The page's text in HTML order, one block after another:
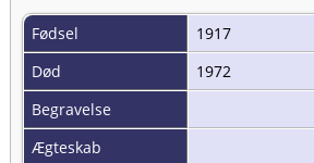
Fødsel
1917
Død
1972
Begravelse
Ægteskab